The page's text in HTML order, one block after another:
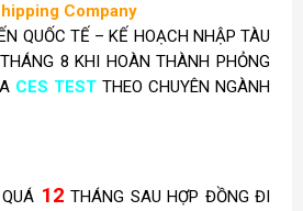
Company
QUỐC TẾ – KẾ HOẠCH NHẬP TÀU
8 KHI HOÀN THÀNH PHỎNG
CES TEST THEO CHUYÊN NGÀNH
12 THÁNG SAU HỢP ĐỒNG ĐI